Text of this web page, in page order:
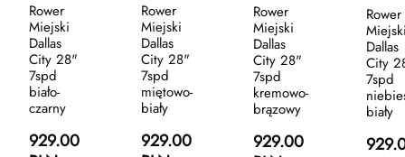
Rower
Miejski
Dallas
City 28"
7spd
biało-
czarny
929.00
Rower
Miejski
Dallas
City 28"
7spd
miętowo-
biały
929.00
Rower
Miejski
Dallas
City 28"
7spd
kremowo-
brązowy
929.00
Rower
Dallas
City
7spd
biały